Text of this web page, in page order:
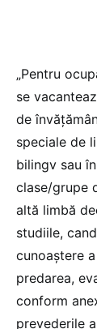
„Pentru
se
de
speciale de
bilingv sau
clase/grupe
altă limbă
studiile,
cunoaștere
predarea,
conform
prevederile